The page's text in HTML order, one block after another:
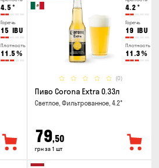
4.5 °
Горечь
15 IBU
Плотность
11.5 %
4.2 °
Горечь
19 IBU
Плотность
11.3%
(0)
Пиво Corona Extra 0.33л
Светлое, Фильтрованное, 4.2°
79,50
грн за 1 шт